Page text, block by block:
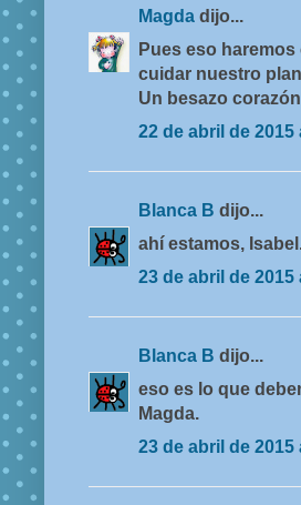
Magda dijo...
Pues eso
cuidar nuestro
Un besazo
22 de abril de 2015
Blanca B dijo...
ahí estamos,
23 de abril de 2015
Blanca B dijo...
eso es lo que
Magda.
23 de abril de 2015